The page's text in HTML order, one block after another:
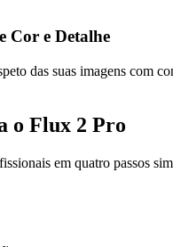
Cor e Detalhe
das suas imagens com
o Flux 2 Pro
em quatro passos